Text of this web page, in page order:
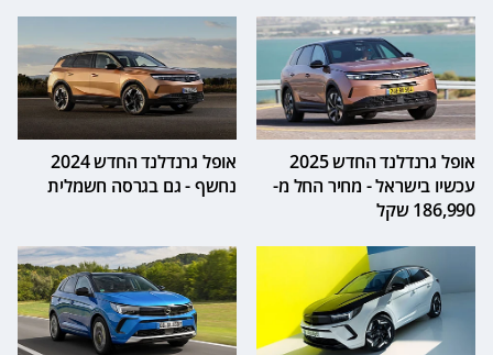
אופל גרנדלנד החדש 2025
עכשיו בישראל - מחיר החל מ-
186,990 שקל
אופל גרנדלנד החדש 2024
נחשף - גם בגרסה חשמלית